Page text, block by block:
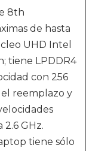
8th
de hasta
UHD Intel
tiene LPDDR4
con 256
reemplazo y
2.6 GHz.
tiene sólo